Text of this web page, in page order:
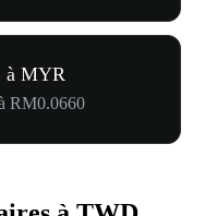
à MYR
RM0.0660